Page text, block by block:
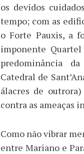
os devidos
tempo; com as
o Forte Pauxis, a
imponente
predominância
Catedral de
álacres de
contra as ameaças
Como não vibrar
entre Mariano e